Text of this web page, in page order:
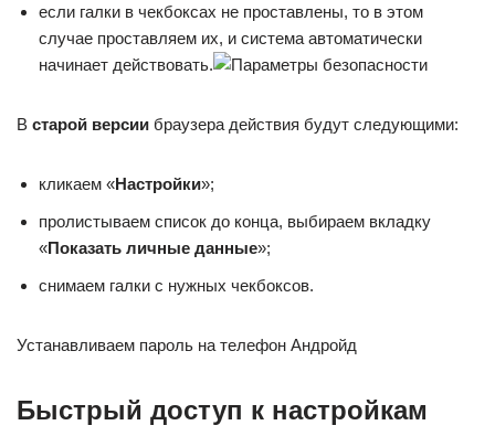
если галки в чекбоксах не проставлены, то в этом
случае проставляем их, и система автоматически
начинает действовать.
В старой версии браузера действия будут следующими:
кликаем «Настройки»;
пролистываем список до конца, выбираем вкладку
«Показать личные данные»;
снимаем галки с нужных чекбоксов.
Устанавливаем пароль на телефон Андройд
Быстрый доступ к настройкам